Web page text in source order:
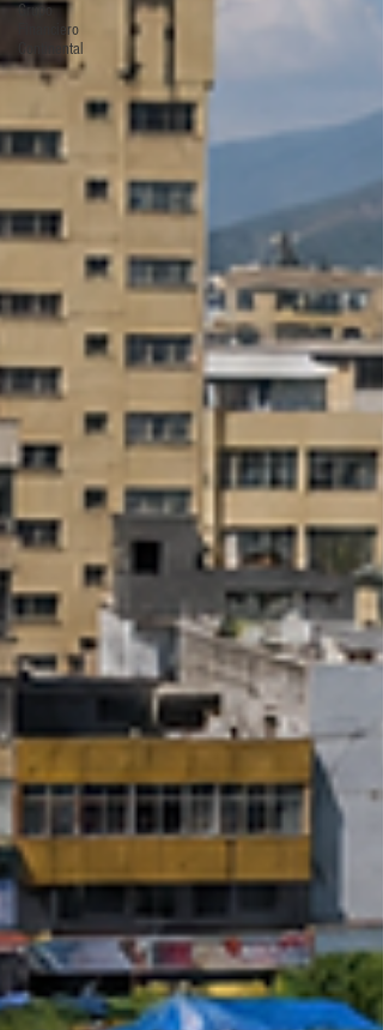
Grupo
Financiero
Continental